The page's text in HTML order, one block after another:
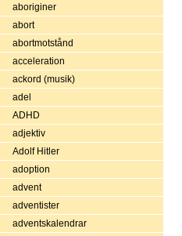
aboriginer
abort
abortmotstånd
acceleration
ackord (musik)
adel
ADHD
adjektiv
Adolf Hitler
adoption
advent
adventister
adventskalendrar